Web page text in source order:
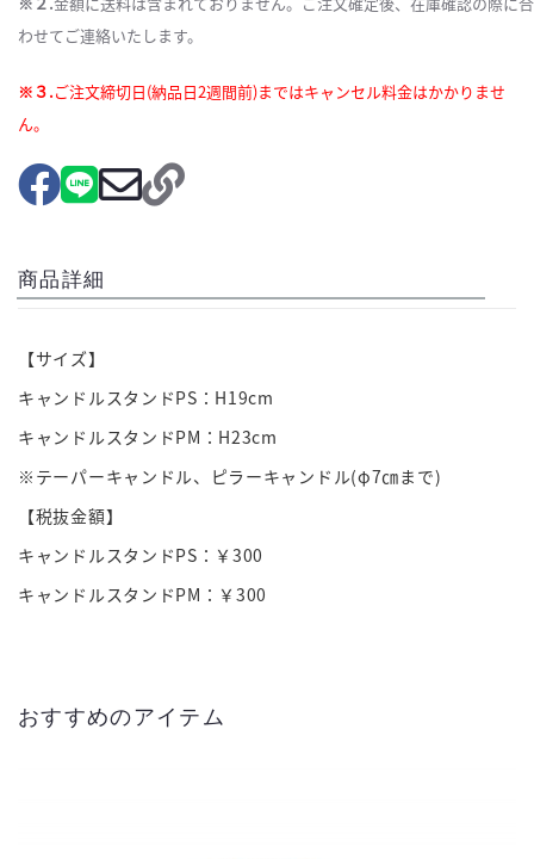
わせてご連絡いたします。
※３.ご注文締切日(納品日2週間前)まではキャンセル料金はかかりませ
ん。
商品詳細
【サイズ】
キャンドルスタンドPS：H19cm
キャンドルスタンドPM：H23cm
※テーパーキャンドル、ピラーキャンドル(φ7㎝まで)
【税抜金額】
キャンドルスタンドPS：￥300
キャンドルスタンドPM：￥300
おすすめのアイテム